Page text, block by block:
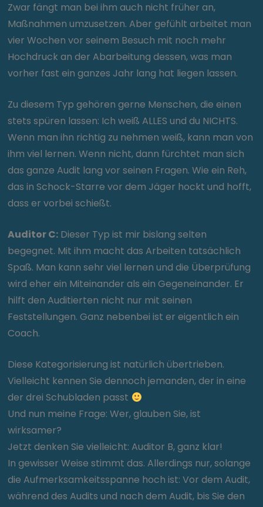
Zwar fängt man bei ihm auch nicht früher an,
Maßnahmen umzusetzen. Aber gefühlt arbeitet man
vier Wochen vor seinem Besuch mit noch mehr
Hochdruck an der Abarbeitung dessen, was man
vorher fast ein ganzes Jahr lang hat liegen lassen.
Zu diesem Typ gehören gerne Menschen, die einen
stets spüren lassen: Ich weiß ALLES und du NICHTS.
Wenn man ihn richtig zu nehmen weiß, kann man von
ihm viel lernen. Wenn nicht, dann fürchtet man sich
das ganze Audit lang vor seinen Fragen. Wie ein Reh,
das in Schock-Starre vor dem Jäger hockt und hofft,
dass er vorbei schießt.
Auditor C: Dieser Typ ist mir bislang selten
begegnet. Mit ihm macht das Arbeiten tatsächlich
Spaß. Man kann sehr viel lernen und die Überprüfung
wird eher ein Miteinander als ein Gegeneinander. Er
hilft den Auditierten nicht nur mit seinen
Feststellungen. Ganz nebenbei ist er eigentlich ein
Coach.
Diese Kategorisierung ist natürlich übertrieben.
Vielleicht kennen Sie dennoch jemanden, der in eine
der drei Schubladen passt
Und nun meine Frage: Wer, glauben Sie, ist
wirksamer?
Jetzt denken Sie vielleicht: Auditor B, ganz klar!
In gewisser Weise stimmt das. Allerdings nur, solange
die Aufmerksamkeitsspanne hoch ist: Vor dem Audit,
während des Audits und nach dem Audit, bis Sie den